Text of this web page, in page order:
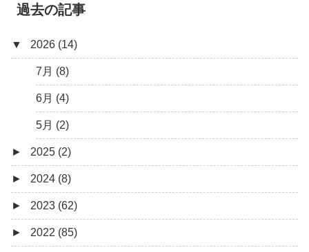
過去の記事
▼ 2026 (14)
7月 (8)
6月 (4)
5月 (2)
► 2025 (2)
12月 (1)
6月 (1)
► 2024 (8)
8月 (1)
7月 (1)
► 2023 (62)
9月 (1)
► 2022 (85)